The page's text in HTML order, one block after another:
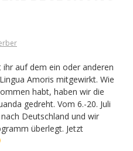
Austausch.
Projekt
mit
jungen
Menschen
ihr auf dem ein oder anderen
Amoris mitgewirkt. Wie
habt, haben wir die
gedreht. Vom 6.-20. Juli
Deutschland und wir
überlegt. Jetzt